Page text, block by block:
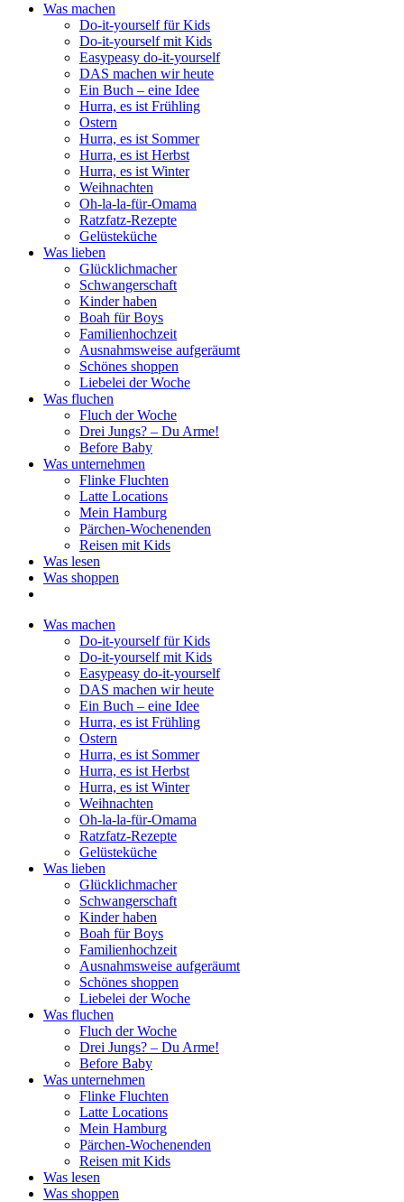
Was machen
Do-it-yourself für Kids
Do-it-yourself mit Kids
Easypeasy do-it-yourself
DAS machen wir heute
Ein Buch – eine Idee
Hurra, es ist Frühling
Ostern
Hurra, es ist Sommer
Hurra, es ist Herbst
Hurra, es ist Winter
Weihnachten
Oh-la-la-für-Omama
Ratzfatz-Rezepte
Gelüsteküche
Was lieben
Glücklichmacher
Schwangerschaft
Kinder haben
Boah für Boys
Familienhochzeit
Ausnahmsweise aufgeräumt
Schönes shoppen
Liebelei der Woche
Was fluchen
Fluch der Woche
Drei Jungs? – Du Arme!
Before Baby
Was unternehmen
Flinke Fluchten
Latte Locations
Mein Hamburg
Pärchen-Wochenenden
Reisen mit Kids
Was lesen
Was shoppen
Was machen
Do-it-yourself für Kids
Do-it-yourself mit Kids
Easypeasy do-it-yourself
DAS machen wir heute
Ein Buch – eine Idee
Hurra, es ist Frühling
Ostern
Hurra, es ist Sommer
Hurra, es ist Herbst
Hurra, es ist Winter
Weihnachten
Oh-la-la-für-Omama
Ratzfatz-Rezepte
Gelüsteküche
Was lieben
Glücklichmacher
Schwangerschaft
Kinder haben
Boah für Boys
Familienhochzeit
Ausnahmsweise aufgeräumt
Schönes shoppen
Liebelei der Woche
Was fluchen
Fluch der Woche
Drei Jungs? – Du Arme!
Before Baby
Was unternehmen
Flinke Fluchten
Latte Locations
Mein Hamburg
Pärchen-Wochenenden
Reisen mit Kids
Was lesen
Was shoppen